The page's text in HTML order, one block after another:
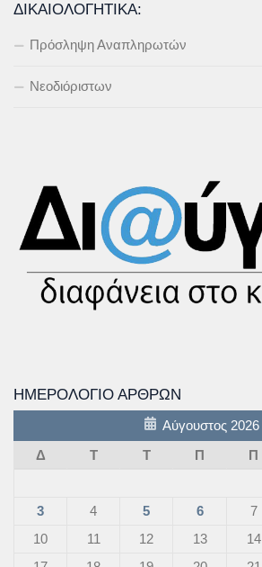
ΔΙΚΑΙΟΛΟΓΗΤΙΚΆ:
Πρόσληψη Αναπληρωτών
Νεοδιόριστων
ΗΜΕΡΟΛΌΓΙΟ ΆΡΘΡΩΝ
Αύγουστος 2026
Δ
Τ Τ Π Π
3
4 5 6 7
10
11 12 13 14